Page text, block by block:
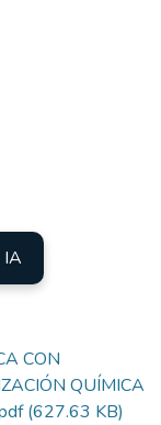
IA
CON
QUÍMICA
(627.63 KB)